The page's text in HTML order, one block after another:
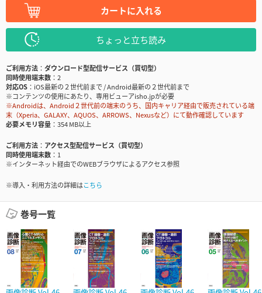
カートに入れる
ちょっと立ち読み
ご利用方法
ダウンロード型配信サービス（買切型）
同時使用端末数
2
対応OS
iOS最新の２世代前まで / Android最新の２世代前まで
※コンテンツの使用にあたり、専用ビューアisho.jpが必要
※Androidは、Android２世代前の端末のうち、国内キャリア経由で販売されている端
末（Xperia、GALAXY、AQUOS、ARROWS、Nexusなど）にて動作確認しています
必要メモリ容量
354 MB以上
ご利用方法
アクセス型配信サービス（買切型）
同時使用端末数
1
※インターネット経由でのWEBブラウザによるアクセス参照
※導入・利用方法の詳細はこちら
巻号一覧